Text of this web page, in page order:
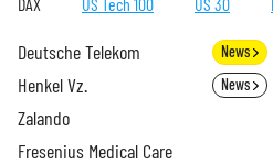
Deutsche Telekom News
Henkel Vz. News
Zalando
Fresenius Medical Care